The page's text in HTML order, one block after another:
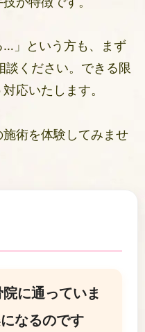
…」という方も、まず
談ください。できる限
応いたします。
術を体験してみませ
に通っていま
なるのです